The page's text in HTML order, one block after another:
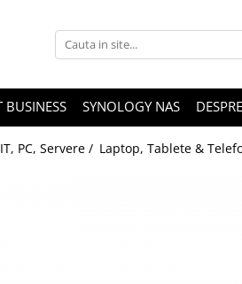
BUSINESS SYNOLOGY NAS
PC, Servere / Laptop, Tablete &